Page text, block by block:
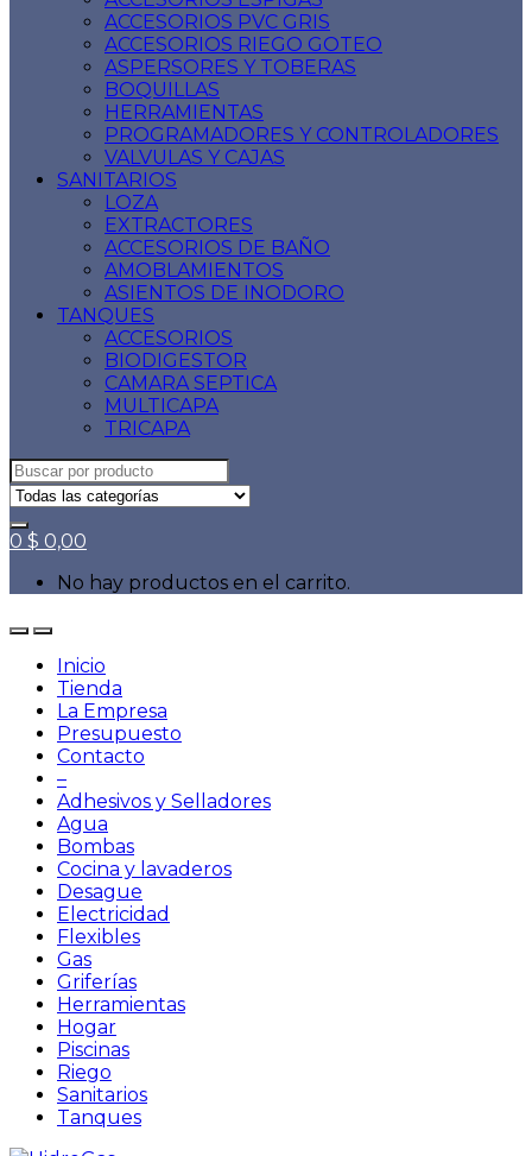
ACCESORIOS PVC GRIS
ACCESORIOS RIEGO GOTEO
ASPERSORES Y TOBERAS
BOQUILLAS
HERRAMIENTAS
PROGRAMADORES Y CONTROLADORES
VALVULAS Y CAJAS
SANITARIOS
LOZA
EXTRACTORES
ACCESORIOS DE BAÑO
AMOBLAMIENTOS
ASIENTOS DE INODORO
TANQUES
ACCESORIOS
BIODIGESTOR
CAMARA SEPTICA
MULTICAPA
TRICAPA
Search
for:
0 $ 0,00
No hay productos en el carrito.
Inicio
Tienda
La Empresa
Presupuesto
Contacto
–
Adhesivos y Selladores
Agua
Bombas
Cocina y lavaderos
Desague
Electricidad
Flexibles
Gas
Griferías
Herramientas
Hogar
Piscinas
Riego
Sanitarios
Tanques